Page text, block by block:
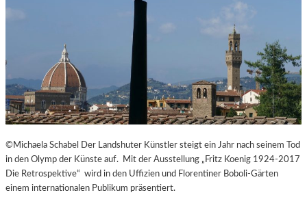
©Michaela Schabel Der Landshuter Künstler steigt ein Jahr nach seinem Tod
in den Olymp der Künste auf. Mit der Ausstellung „Fritz Koenig 1924-2017
Die Retrospektive“ wird in den Uffizien und Florentiner Boboli-Gärten
einem internationalen Publikum präsentiert.